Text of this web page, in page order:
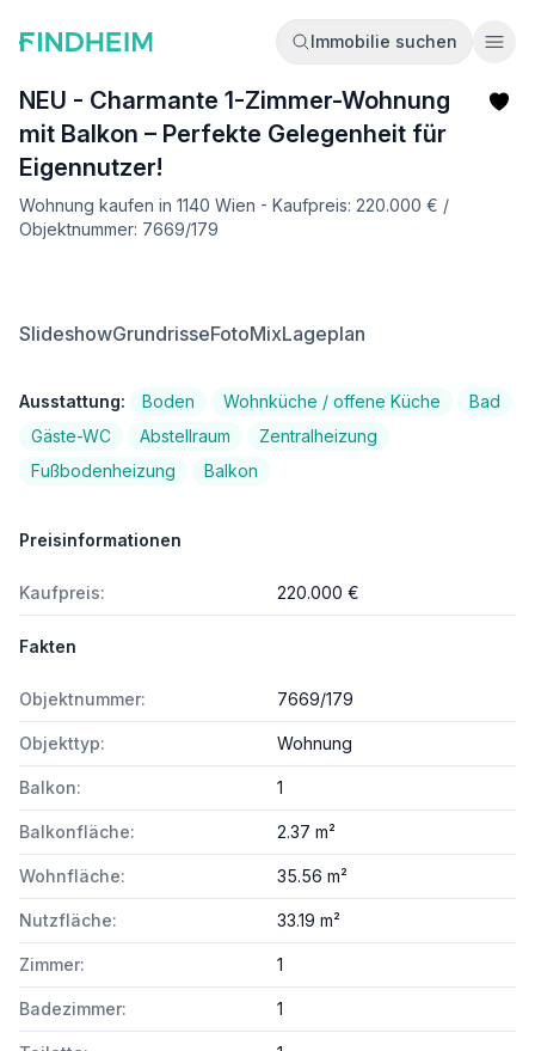
Immobilie suchen
NEU - Charmante 1-Zimmer-Wohnung
mit Balkon – Perfekte Gelegenheit für
Eigennutzer!
Wohnung kaufen in 1140 Wien - Kaufpreis: 220.000 € /
Objektnummer: 7669/179
SlideshowGrundrisseFotoMixLageplan
Ausstattung: Boden Wohnküche / offene Küche
Bad
Gäste-WC
Abstellraum
Zentralheizung
Fußbodenheizung
Balkon
Preisinformationen
Kaufpreis: 220.000 €
Fakten
Objektnummer: 7669/179
Objekttyp: Wohnung
Balkon: 1
Balkonfläche: 2.37 m²
Wohnfläche: 35.56 m²
Nutzfläche: 33.19 m²
Zimmer: 1
Badezimmer: 1